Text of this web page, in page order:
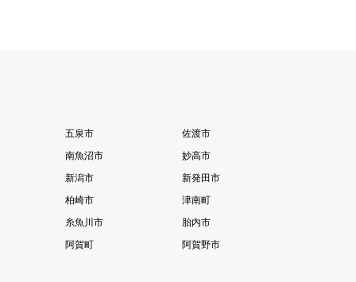
五泉市
佐渡市
南魚沼市
妙高市
新潟市
新発田市
柏崎市
津南町
糸魚川市
胎内市
阿賀町
阿賀野市